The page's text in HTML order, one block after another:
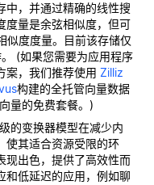
中，并通过精确的线性搜
度量是余弦相似度，但可
似度度量。目前该存储仅
(如果您需要为应用程序
案，我们推荐使用 Zilliz
构建的全托管向量数据
量的免费套餐。)
的变换器模型在减少内
使其适合资源受限的环
现出色，提供了高效性而
和低延迟的应用，例如聊